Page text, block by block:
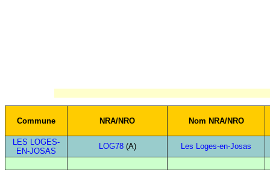
Commune NRA/NRO Nom NRA/NRO
LES LOGES-
EN-JOSAS
LOG78(A) Les Loges-en-Josas